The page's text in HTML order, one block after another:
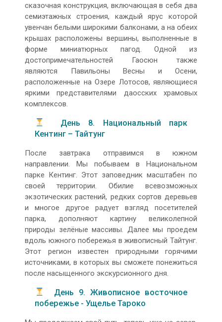
сказочная конструкция, включающая в себя два
семиэтажных строения, каждый ярус которой
увенчан белыми широкими балконами, а на обеих
крышах расположены вершины, выполненные в
форме миниатюрных пагод. Одной из
достопримечательностей Гаосюн также
являются Павильоны Весны и Осени,
расположенные на Озере Лотосов, являющиеся
яркими представителями даосских храмовых
комплексов.
День 8. Национальный парк
Кентинг – Тайтунг
После завтрака отправимся в южном
направлении. Мы побываем в Национальном
парке Кентинг. Этот заповедник масштабен по
своей территории. Обилие всевозможных
экзотических растений, редких сортов деревьев
и многое другое радует взгляд посетителей
парка, дополняют картину великолепной
природы зелёные массивы. Далее мы проедем
вдоль южного побережья в живописный Тайтунг.
Этот регион известен природными горячими
источниками, в которых вы сможете понежиться
после насыщенного экскурсионного дня.
День 9. Живописное восточное
побережье - Ущелье Тароко